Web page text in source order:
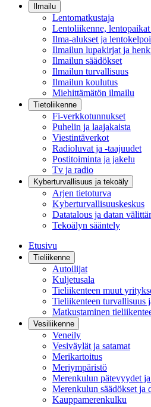
Ilmailu
Lentomatkustaja
Lentoliikenne,
Ilma-alukset ja
Ilmailun lupakirjat ja
Ilmailun säädökset
Ilmailun turvallisuus
Ilmailun koulutus
Miehittämätön ilmailu
Tietoliikenne
Fi-verkkotunnukset
Puhelin ja laajakaista
Viestintäverkot
Radioluvat ja -taajuudet
Postitoiminta ja jakelu
Tv ja radio
Kyberturvallisuus ja tekoäly
Arjen tietoturva
Kyberturvallisuuskeskus
Datatalous ja datan
Tekoälyn sääntely
Etusivu
Tieliikenne
Autoilijat
Kuljetusala
Tieliikenteen muut
Tieliikenteen turvallisuus
Matkustaminen
Vesiliikenne
Veneily
Vesiväylät ja satamat
Merikartoitus
Meriympäristö
Merenkulun pätevyydet
Merenkulun säädökset ja
Kauppamerenkulku